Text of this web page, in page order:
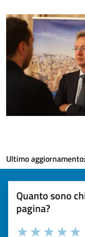
Ultimo aggiornamento:
Quanto sono
pagina?
Valuta la chiarezza
Seleziona il